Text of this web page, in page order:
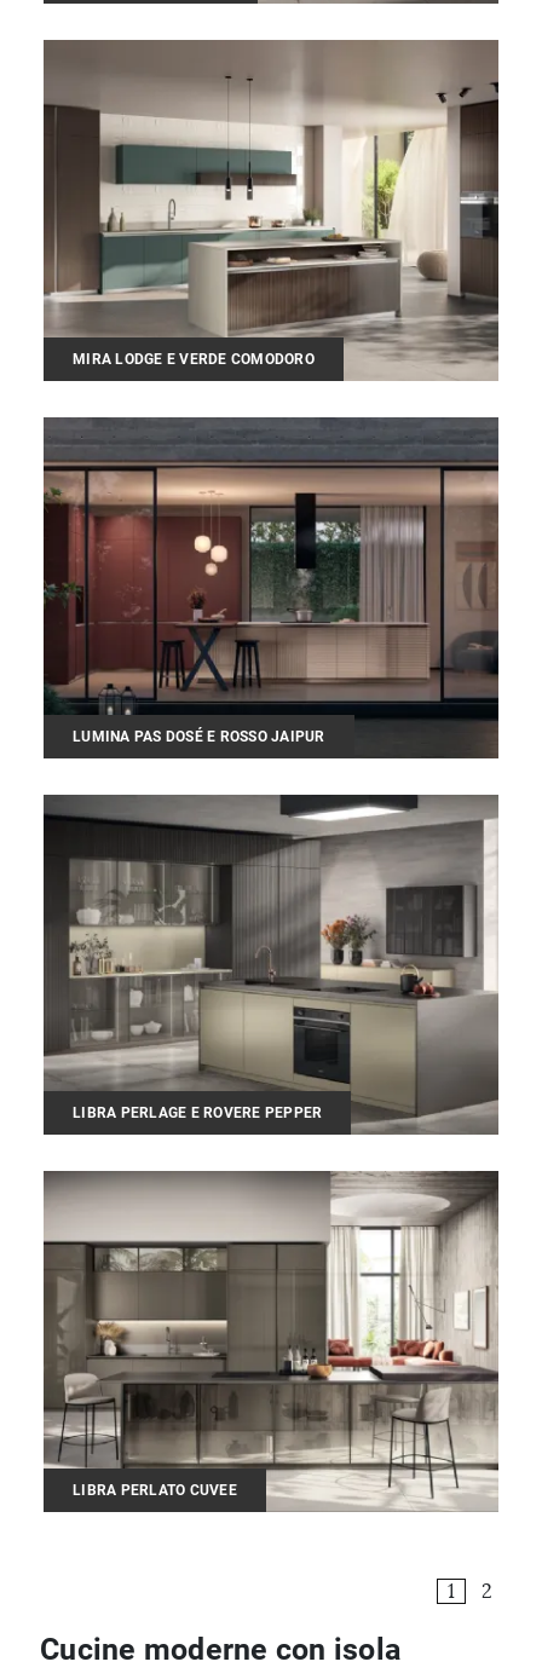
MIRA LODGE E VERDE COMODORO
LUMINA PAS DOSÉ E ROSSO JAIPUR
LIBRA PERLAGE E ROVERE PEPPER
LIBRA PERLATO CUVEE
1 2
Cucine moderne con isola